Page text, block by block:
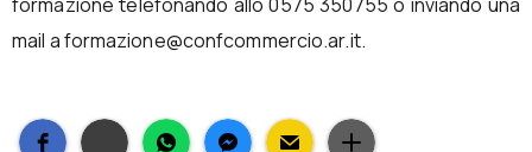
mail a formazione@confcommercio.ar.it.